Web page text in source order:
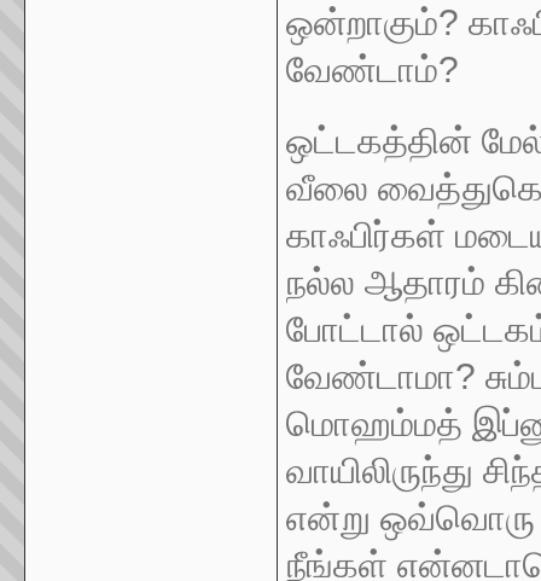
ஒன்றாகும்?
வேண்டாம்?
ஒட்டகத்தின்
வீலை
காஃபிர்கள்
நல்ல ஆதாரம்
போட்டால்
வேண்டாமா?
மொஹம்மத்
வாயிலிருந்து
என்று ஒவ்வொரு
நீங்கள்